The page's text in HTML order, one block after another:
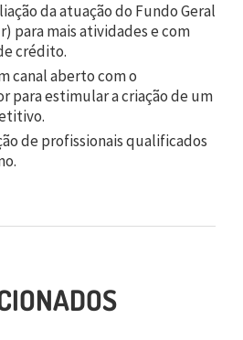
da atuação do Fundo Geral
para mais atividades e com
crédito.
canal aberto com o
para estimular a criação de um
de profissionais qualificados